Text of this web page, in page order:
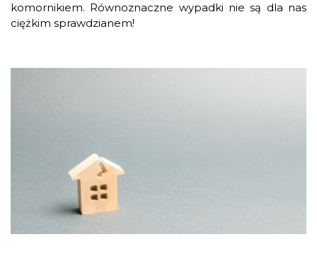
komornikiem. Równoznaczne wypadki nie są dla nas
ciężkim sprawdzianem!